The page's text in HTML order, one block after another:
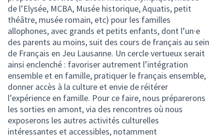
de l’Elysée, MCBA, Musée historique, Aquatis, petit
théâtre, musée romain, etc) pour les familles
allophones, avec grands et petits enfants, dont l’un·e
des parents au moins, suit des cours de français au sein
de Français en Jeu Lausanne. Un cercle vertueux serait
ainsi enclenché : favoriser autrement l’intégration
ensemble et en famille, pratiquer le français ensemble,
donner accès à la culture et envie de réitérer
l’expérience en famille. Pour ce faire, nous préparerons
les sorties en amont, via des rencontres où nous
exposerons les autres activités culturelles
intéressantes et accessibles, notamment